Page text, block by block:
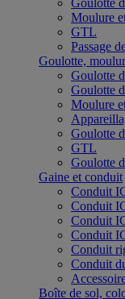
Goulotte
Moulure
GTL
Passage
Goulotte,
Goulotte
Goulotte
Moulure
Goulotte
GTL
Goulotte
Gaine et conduit
Conduit
Conduit
Conduit
Conduit
Conduit
Conduit
Boîte de sol,